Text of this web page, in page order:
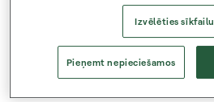
atļauja sniegt
Izvēlēties
Pieņemt nepieciešamos